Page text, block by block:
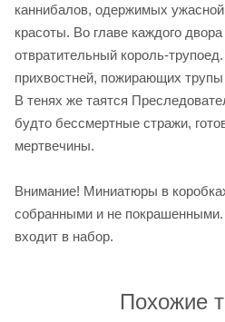
каннибалов, одержимых
красоты. Во главе каждого
отвратительный король-
прихвостней, пожирающих
В тенях же таятся
будто бессмертные стражи,
мертвечины.
Внимание! Миниатюры в
собранными и не покрашенными.
входит в набор.
Похожие